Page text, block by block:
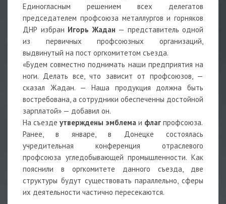
Единогласным решением всех делегатов
председателем профсоюза металлургов и горняков
ДНР избран Игорь Жадан — представитель одной
из первичных профсоюзных организаций,
выдвинутый на пост оргкомитетом съезда.
«Будем совместно поднимать наши предприятия на
ноги. Делать все, что зависит от профсоюзов, —
сказал Жадан. — Наша продукция должна быть
востребована, а сотрудники обеспеченны достойной
зарплатой» — добавил он.
На съезде утверждены эмблема и флаг профсоюза.
Ранее, в январе, в Донецке состоялась
учредительная конференция отраслевого
профсоюза угледобывающей промышленности. Как
пояснили в оргкомитете данного съезда, две
структуры будут существовать параллельно, сферы
их деятельности частично пересекаются.